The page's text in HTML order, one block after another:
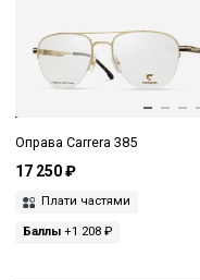
Оправа Carrera 385
17 250 ₽
Плати частями
Баллы +1 208 ₽